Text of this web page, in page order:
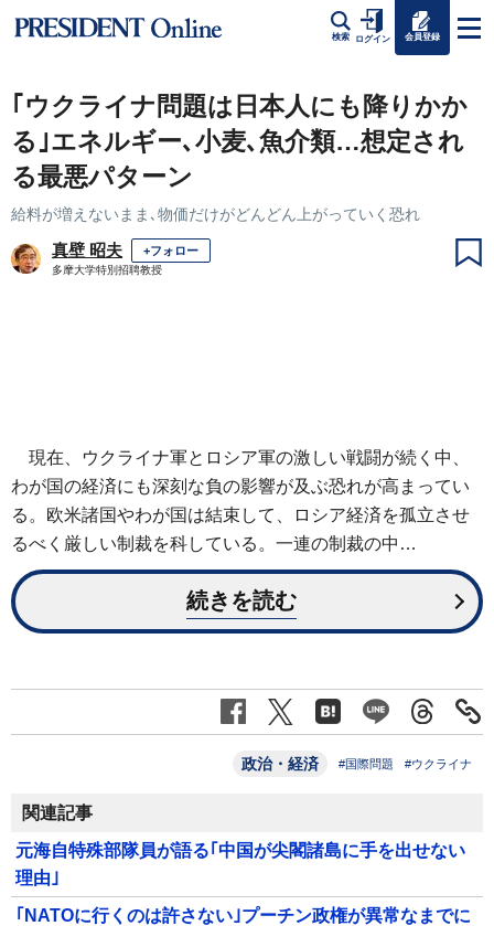
検索 ログイン 会員登録
｢ウクライナ問題は日本人にも降りかか
る｣エネルギー､小麦､魚介類…想定され
る最悪パターン
給料が増えないまま､物価だけがどんどん上がっていく恐れ
真壁 昭夫 +フォロー
多摩大学特別招聘教授
現在、ウクライナ軍とロシア軍の激しい戦闘が続く中、
わが国の経済にも深刻な負の影響が及ぶ恐れが高まってい
る。欧米諸国やわが国は結束して、ロシア経済を孤立させ
るべく厳しい制裁を科している。一連の制裁の中…
続きを読む
政治・経済 #国際問題 #ウクライナ
関連記事
元海自特殊部隊員が語る｢中国が尖閣諸島に手を出せない
理由｣
｢NATOに行くのは許さない｣プーチン政権が異常なまでに